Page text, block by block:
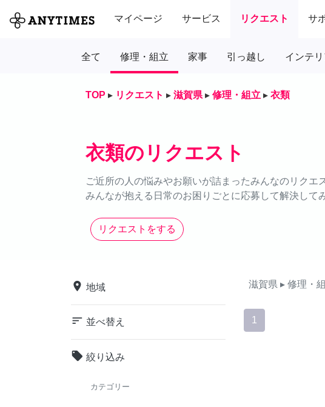
マイページ サービス リクエスト サ
全て 修理・組立 家事 引っ越し インテ
TOP ▸ リクエスト ▸ 滋賀県 ▸ 修理・組立 ▸ 衣類
衣類のリクエスト
ご近所の人の悩みやお願いが詰まったみんなのリクエ
みんなが抱える日常のお困りごとに応募して解決して
リクエストをする
place 地域
sort 並べ替え
local_offer 絞り込み
カテゴリー
滋賀県 ▸ 修理・
1